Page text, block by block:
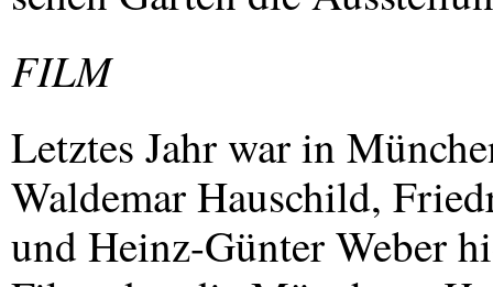
FILM
Letztes Jahr war in
Waldemar Hauschild,
und Heinz-Günter Weber